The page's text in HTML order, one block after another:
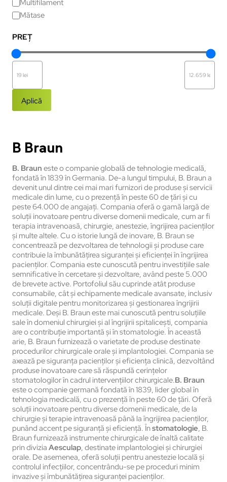
Multifilament
Mătase
PREȚ
Aplică
B Braun
B. Braun este o companie globală de tehnologie medicală,
fondată în 1839 în Germania. De-a lungul timpului, B. Braun a
devenit unul dintre cei mai mari furnizori de produse și servicii
medicale din lume, cu o prezență în peste 60 de țări și cu
peste 64.000 de angajați. Compania oferă o gamă largă de
soluții inovatoare pentru diverse domenii medicale, cum ar fi
terapia intravenoasă, chirurgie, anestezie, îngrijirea pacienților
și multe altele. Cu o istorie lungă de inovare, B. Braun se
concentrează pe dezvoltarea de tehnologii și produse care
contribuie la îmbunătățirea siguranței și eficienței în îngrijirea
pacienților. Compania este cunoscută pentru investițiile sale
semnificative în cercetare și dezvoltare, având peste 5.000
de brevete active. Portofoliul său cuprinde atât produse
consumabile, cât și echipamente medicale avansate, inclusiv
soluții digitale pentru monitorizarea și gestionarea îngrijirii
medicale. Deși B. Braun este mai cunoscută pentru soluțiile
sale în domeniul chirurgiei și al îngrijirii spitalicești, compania
are o contribuție importantă și în stomatologie. În această
arie, B. Braun furnizează o varietate de produse destinate
procedurilor chirurgicale orale și implantologiei. Compania se
axează pe siguranța pacienților și eficiența clinică, dezvoltând
produse inovatoare care să răspundă cerințelor
stomatologilor în cadrul intervențiilor chirurgicale.B. Braun
este o companie germană fondată în 1839, lider global în
tehnologia medicală, cu o prezență în peste 60 de țări. Oferă
soluții inovatoare pentru diverse domenii medicale, de la
chirurgie și terapie intravenoasă până la îngrijirea pacienților,
punând accent pe siguranță și eficiență. Înstomatologie, B.
Braun furnizează instrumente chirurgicale de înaltă calitate
prin divizia Aesculap, destinate implantologiei și chirurgiei
orale. De asemenea, oferă soluții pentru anestezie locală și
controlul infecțiilor, concentrându-se pe proceduri minim
invazive și îmbunătățirea siguranței pacienților.